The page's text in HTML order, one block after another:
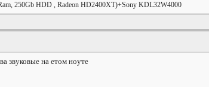
250Gb HDD , Radeon HD2400XT)+Sony KDL32W4000
звуковые на етом ноуте